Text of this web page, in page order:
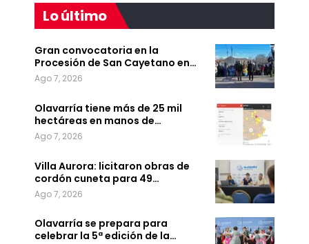
Lo último
Gran convocatoria en la
Procesión de San Cayetano en…
Ago 7, 2026
Olavarría tiene más de 25 mil
hectáreas en manos de…
Ago 7, 2026
Villa Aurora: licitaron obras de
cordón cuneta para 49…
Ago 7, 2026
Olavarría se prepara para
celebrar la 5ª edición de la…